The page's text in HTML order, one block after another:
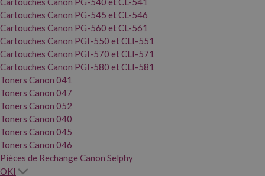
Cartouches Canon PG-545 et CL-546
Cartouches Canon PG-560 et CL-561
Cartouches Canon PGI-550 et CLI-551
Cartouches Canon PGI-570 et CLI-571
Cartouches Canon PGI-580 et CLI-581
Toners Canon 041
Toners Canon 047
Toners Canon 052
Toners Canon 040
Toners Canon 045
Toners Canon 046
Pièces de Rechange Canon Selphy
OKI